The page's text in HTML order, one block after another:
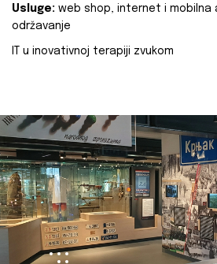
Usluge: web shop, internet i mobilna
održavanje
IT u inovativnoj terapiji zvukom